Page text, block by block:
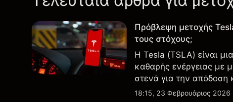
Πρόβλεψη μετοχής
τους στόχους;
Η Tesla (TSLA) είναι
καθαρής ενέργειας με
στενά για την
εξελίξεις στην
18:15, 23 Φεβρουάριος 2026